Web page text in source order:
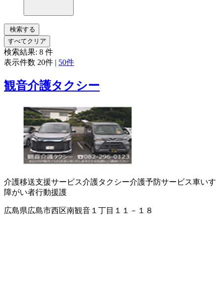
検索する
すべてクリア
検索結果: 8 件
表示件数 20件 | 50件
観音介護タクシー
介護移送支援サービス介護タクシー介護予防サービス車いす
障がい者行動援護
広島県広島市西区南観音１丁目１１－１８